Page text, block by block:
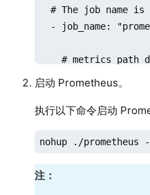
# The job name is
- job_name:
# metrics_path
# scheme
    static_configs:
# The label
app:
启动 Prometheus。
执行以下命令启动
nohup ./
注：